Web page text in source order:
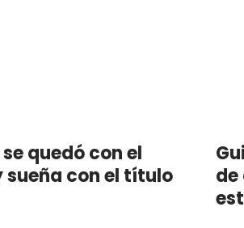
quedó con el
con el título
de